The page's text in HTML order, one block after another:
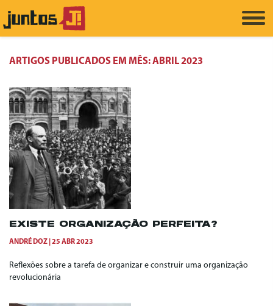
ARTIGOS PUBLICADOS EM MÊS:ABRIL 2023
EXISTE ORGANIZAÇÃO PERFEITA?
ANDRÉ DOZ 25 ABR 2023
Reflexões sobre a tarefa de organizar e construir uma organização
revolucionária